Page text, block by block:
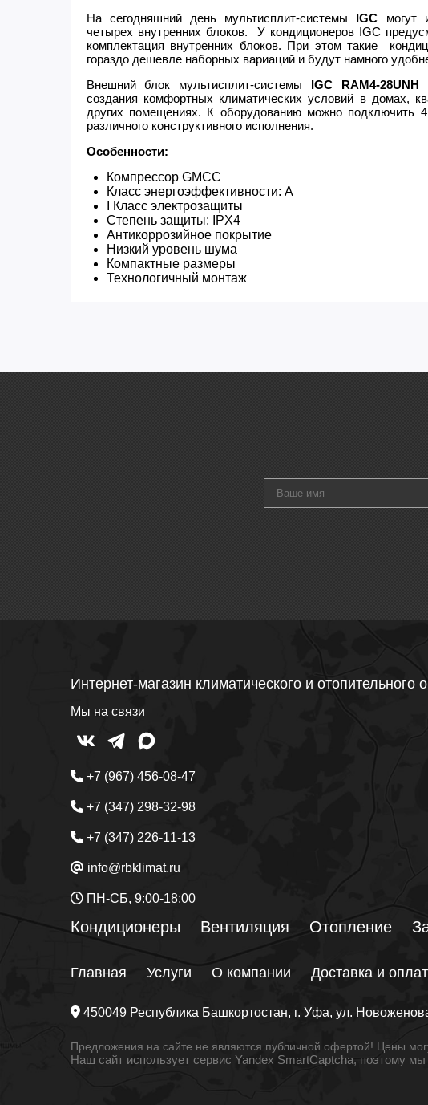
На сегодняшний день мультисплит-системы IGC могут
четырех внутренних блоков. У кондиционеров IGC
комплектация внутренних блоков. При этом такие
гораздо дешевле наборных вариаций и будут намного
Внешний блок мультисплит-системы IGC RAM4-28UNH
создания комфортных климатических условий в домах,
других помещениях. К оборудованию можно подключить
различного конструктивного исполнения.
Особенности:
Компрессор GMCC
Класс энергоэффективности: А
I Класс электрозащиты
Степень защиты: IPX4
Антикоррозийное покрытие
Низкий уровень шума
Компактные размеры
Технологичный монтаж
Интернет-магазин климатического и
Мы на связи
+7 (967) 456-08-47
+7 (347) 298-32-98
+7 (347) 226-11-13
info@rbklimat.ru
ПН-СБ, 9:00-18:00
Кондиционеры Вентиляция Отопление
Главная Услуги О компании Доставка и
450049 Республика Башкортостан, г. Уфа, ул.
Предложения на сайте не являются публичной офертой! Цены
Наш сайт использует сервис Yandex SmartCaptcha, поэтому